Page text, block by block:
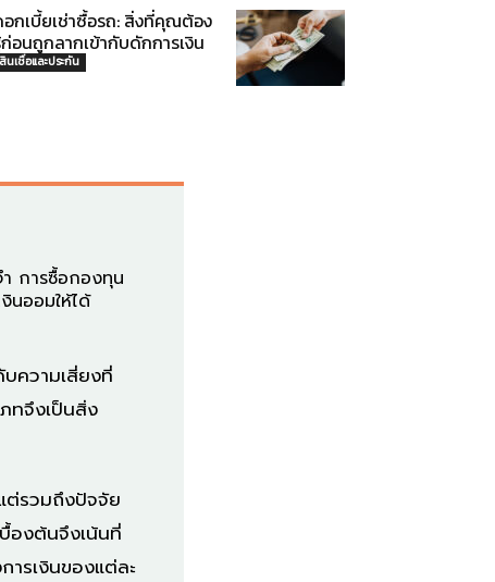
กเบี้ยเช่าซื้อรถ: สิ่งที่คุณต้อง
อนถูกลากเข้ากับดักการเงิน
สินเชื่อและประกัน
ำ การซื้อกองทุน
นออมให้ได้
ความเสี่ยงที่
ทจึงเป็นสิ่ง
ต่รวมถึงปัจจัย
องต้นจึงเน้นที่
ารเงินของแต่ละ